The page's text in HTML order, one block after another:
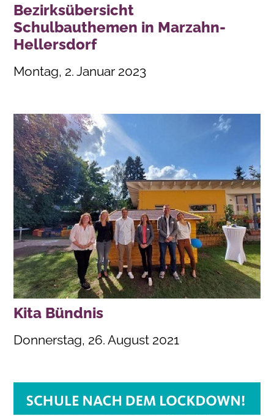
Bezirksübersicht
Schulbauthemen in Marzahn-
Hellersdorf
Montag, 2. Januar 2023
Kita Bündnis
Donnerstag, 26. August 2021